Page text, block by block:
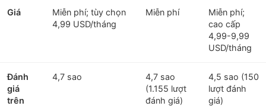
Giá
Miễn phí; tùy chọn
4,99 USD/tháng
Miễn phí
Miễn phí;
cao cấp
4,99-9,99
USD/tháng
Đánh
giá
trên
4,7 sao
4,7 sao
(1.155 lượt
đánh giá)
4,5 sao (150
lượt đánh
giá)